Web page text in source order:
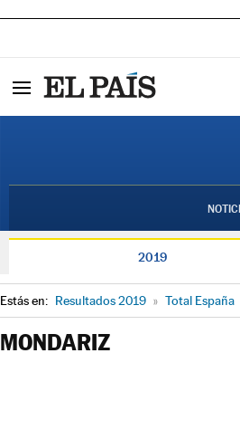
2019
Estás en: Resultados 2019 » Total España
MONDARIZ